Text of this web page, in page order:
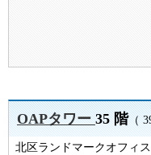
OAPタワー35 階（
北区ランドマークオフィ